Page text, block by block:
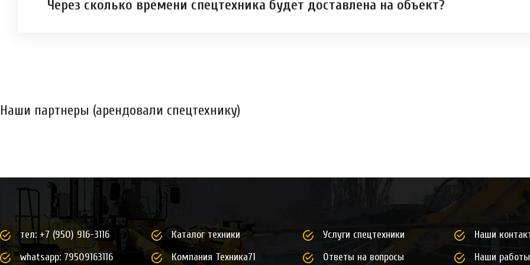
Через сколько времени спецтехника будет доставлена на объект?
Наши партнеры (арендовали спецтехнику)
тел: +7 (950) 916-3116
whatsapp: 79509163116
Каталог техники
Компания Техника71
Услуги спецтехники
Ответы на вопросы
Наши
Наши работы